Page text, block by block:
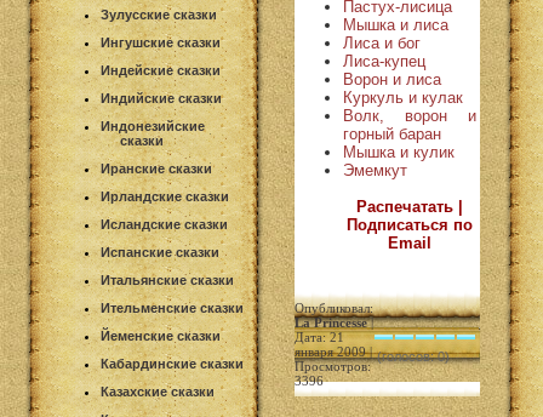
Зулусские сказки
Ингушские сказки
Индейские сказки
Индийские сказки
Индонезийские
сказки
Иранские сказки
Ирландские сказки
Исландские сказки
Испанские сказки
Итальянские сказки
Ительменские сказки
Йеменские сказки
Кабардинские сказки
Казахские сказки
Пастух-лисица
Мышка и лиса
Лиса и бог
Лиса-купец
Ворон и лиса
Куркуль и кулак
Волк, ворон и
горный баран
Мышка и кулик
Эмемкут
Распечатать |
Подписаться по
Email
Опубликовал:
La Princesse|
Дата: 21
января 2009 |
Просмотров:
3396
(голосов: 0)